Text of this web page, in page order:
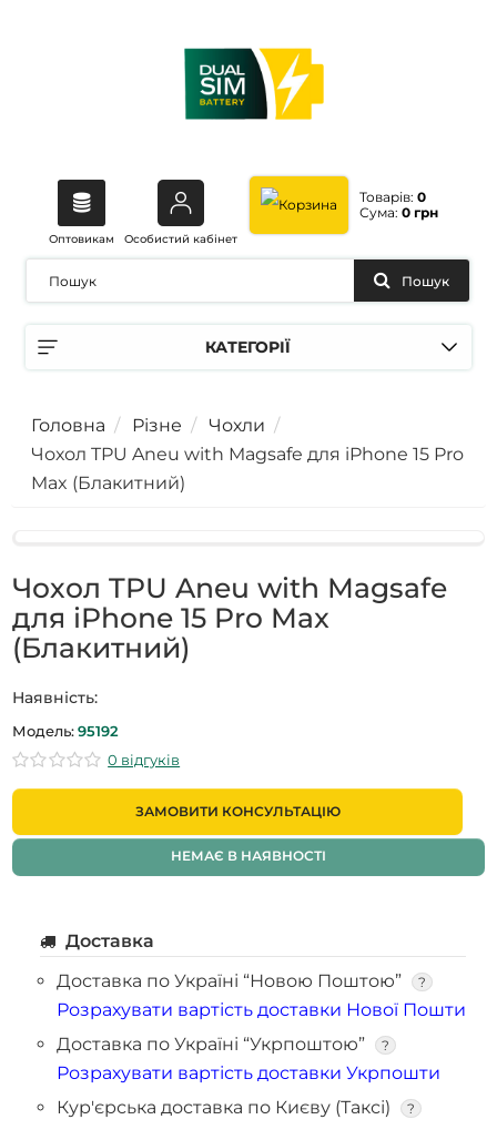
Оптовикам Особистий кабінет
Товарів: 0
Сума: 0 грн
КАТЕГОРІЇ
Пошук
Головна Різне
Чохли
Чохол TPU Aneu with Magsafe для iPhone 15 Pro
Max (Блакитний)
Чохол TPU Aneu with Magsafe
для iPhone 15 Pro Max
(Блакитний)
Наявність:
Модель: 95192
0 відгуків
ЗАМОВИТИ КОНСУЛЬТАЦІЮ
НЕМАЄ В НАЯВНОСТІ
Доставка
Доставка по Україні “Новою Поштою”
?
Розрахувати вартість доставки Нової Пошти
Доставка по Україні “Укрпоштою”
?
Розрахувати вартість доставки Укрпошти
Кур'єрська доставка по Києву (Таксі)
?